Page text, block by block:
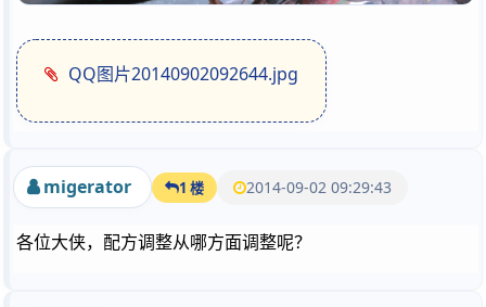
QQ图片20140902092644.jpg
migerator 1 楼 2014-09-02 09:29:43
各位大侠，配方调整从哪方面调整呢？